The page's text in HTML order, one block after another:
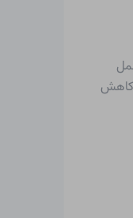
کاهش